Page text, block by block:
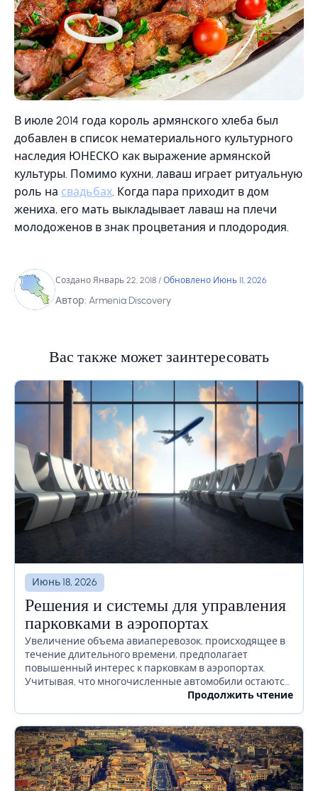
В июле 2014 года король армянского хлеба был
добавлен в список нематериального культурного
наследия ЮНЕСКО как выражение армянской
культуры. Помимо кухни, лаваш играет ритуальную
роль на свадьбах. Когда пара приходит в дом
жениха, его мать выкладывает лаваш на плечи
молодоженов в знак процветания и плодородия.
Создано Январь 22, 2018 / Обновлено Июнь 11, 2026
Автор: Armenia Discovery
Вас также может заинтересовать
Июнь 18, 2026
Решения и системы для управления
парковками в аэропортах
Увеличение объема авиаперевозок, происходящее в
течение длительного времени, предполагает
повышенный интерес к парковкам в аэропортах.
Учитывая, что многочисленные автомобили остаются
на территории аэропорта в течение длительного
Продолжить чтение